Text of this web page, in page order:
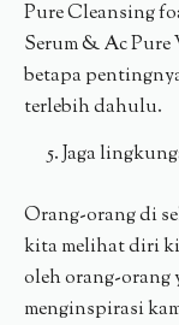
Pure Cleansing
Serum & Ac
betapa
terlebih dahulu.
Jaga
Orang-orang di
kita melihat diri
oleh orang-orang
menginspirasi